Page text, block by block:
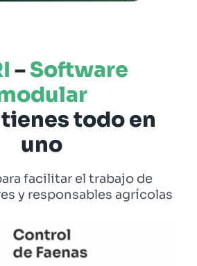
–Software
todo en
uno
facilitar el trabajo de
y responsables agrícolas